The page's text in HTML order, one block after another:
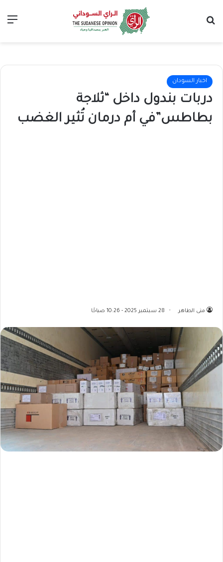
اخبار السودان
دربات بندول داخل “ثلاجة
بطاطس”في أم درمان تُثير الغضب
منى الطاهر 28 سبتمبر 2025 - 10:26 صباحًا